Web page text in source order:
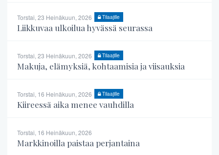
Torstai, 23 Heinäkuun, 2026 Tilaajille
Liikkuvaa ulkoilua hyvässä seurassa
Torstai, 23 Heinäkuun, 2026 Tilaajille
Makuja, elämyksiä, kohtaamisia ja viisauksia
Torstai, 16 Heinäkuun, 2026 Tilaajille
Kiireessä aika menee vauhdilla
Torstai, 16 Heinäkuun, 2026
Markkinoilla paistaa perjantaina